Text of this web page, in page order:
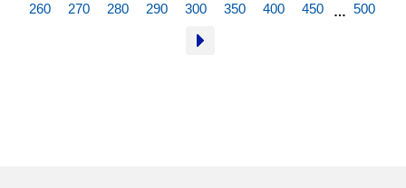
260
270 280 290 300 350 400 450 … 500